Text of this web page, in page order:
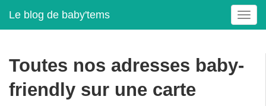
Le blog de baby'tems
T
o
l
Toutes nos adresses baby-
friendly sur une carte